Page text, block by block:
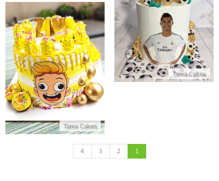
Tania Cakes
עוגת כדורגל ריאל מדריד
התקשר/י
Tania Cakes
עוגה מעוצבת יום הולדת לבן
התקשר/י
1
2
3
4